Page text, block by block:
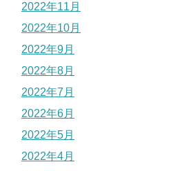
2022年11月
2022年10月
2022年9月
2022年8月
2022年7月
2022年6月
2022年5月
2022年4月